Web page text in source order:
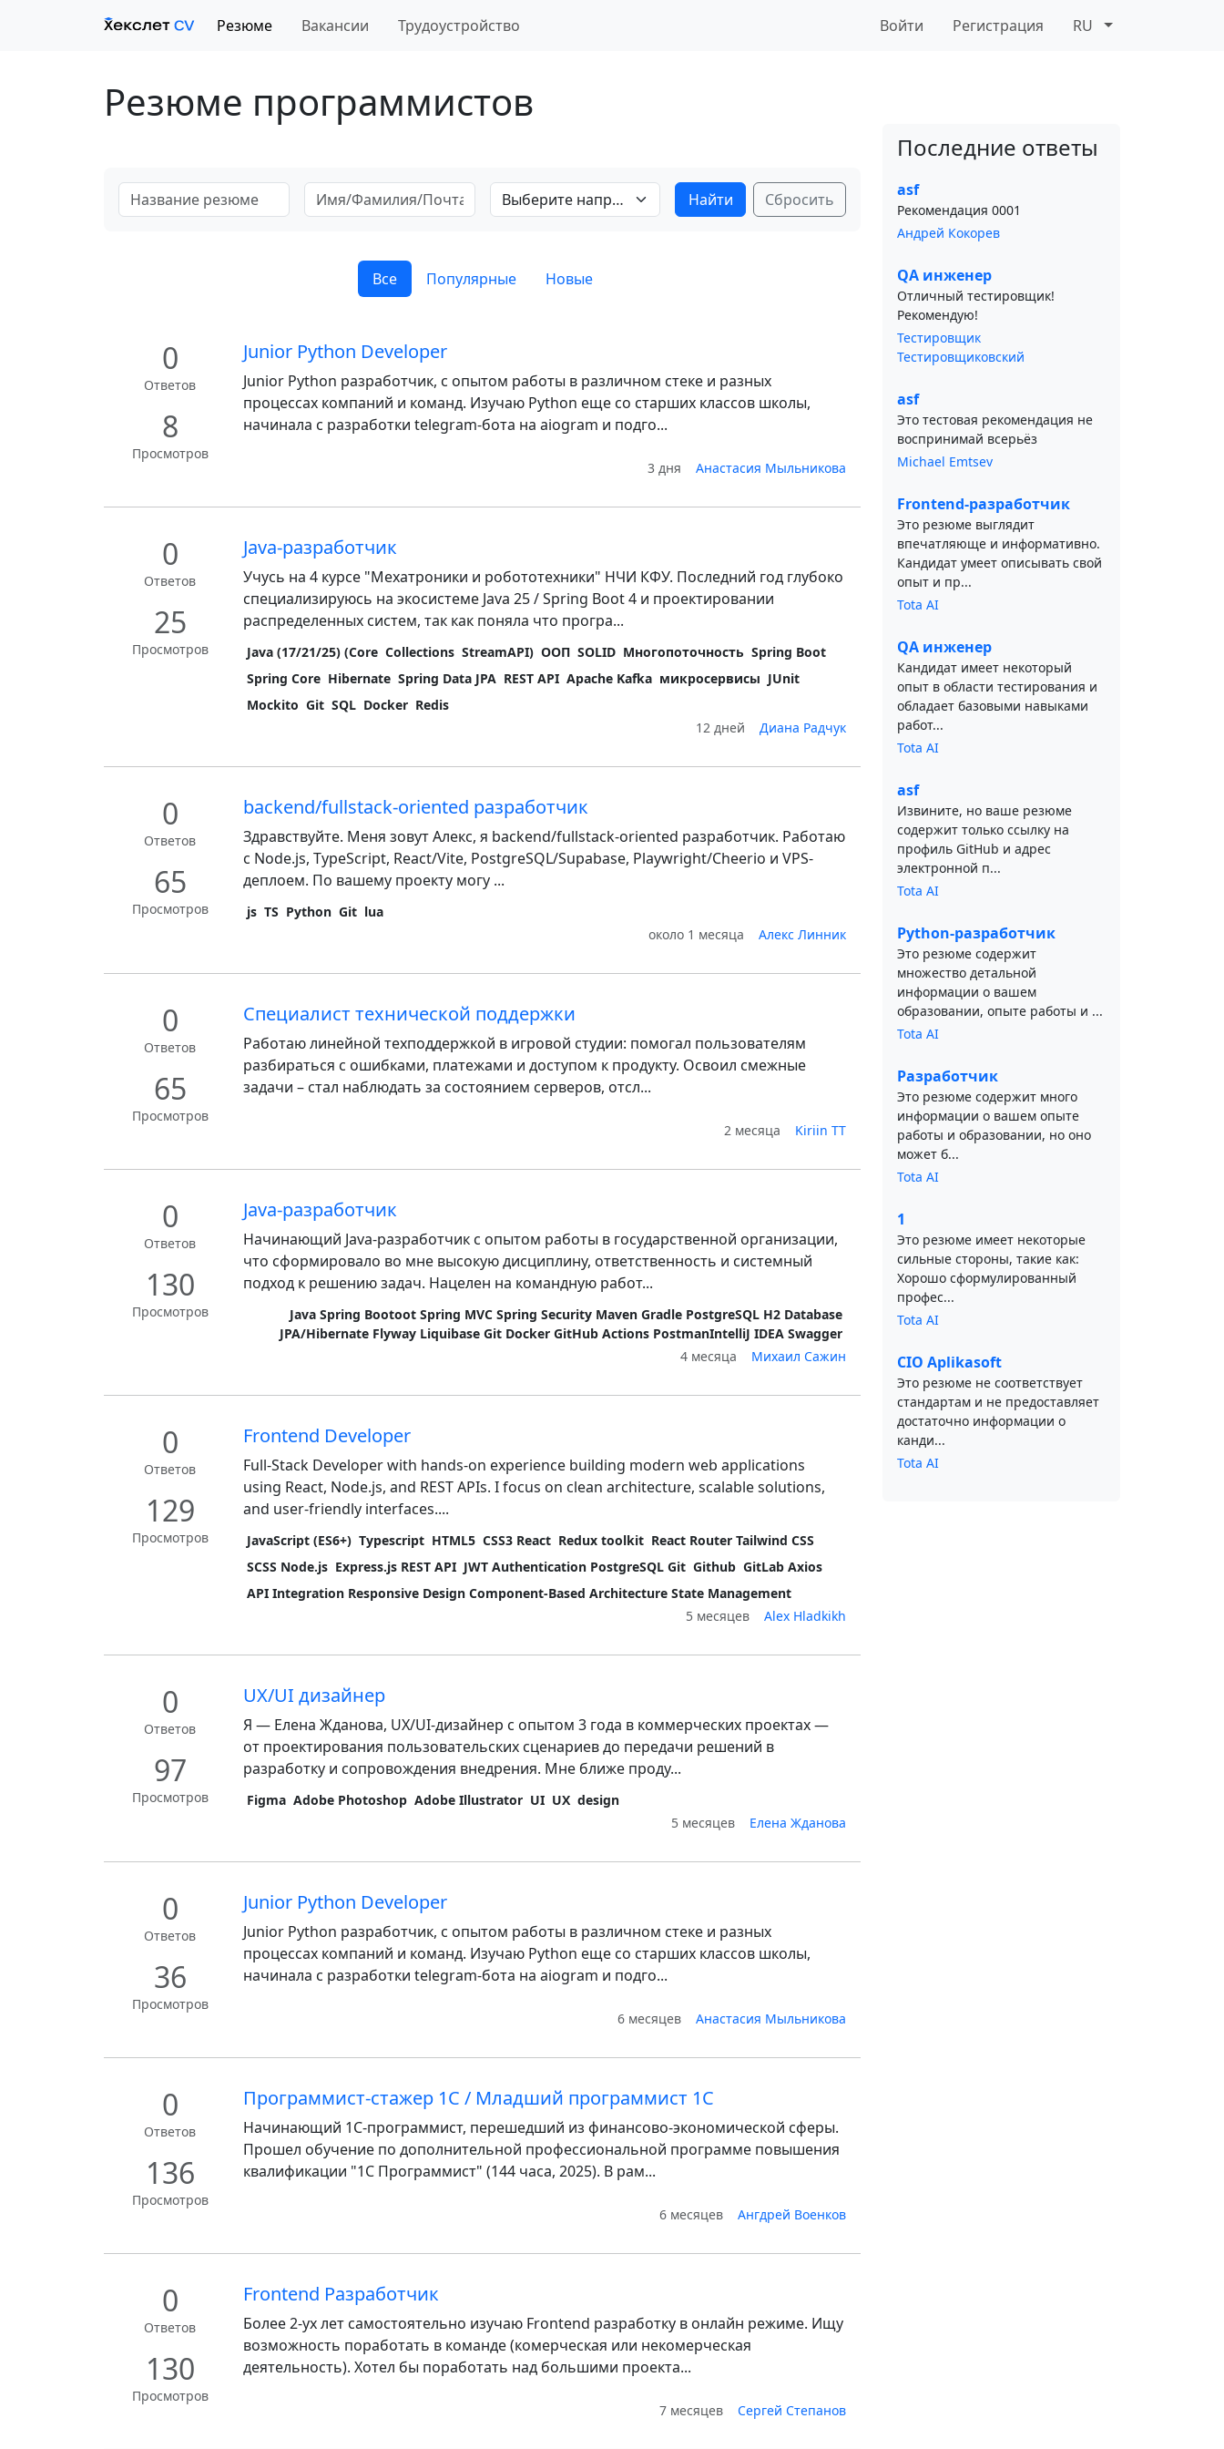
Резюме Вакансии Трудоустройство Войти Регистрация RU
Резюме программистов
Выберите направление Сбросить
Все Популярные Новые
0
Ответов
8
Просмотров
Junior Python Developer
Junior Python разработчик, с опытом работы в различном стеке и разных
процессах компаний и команд. Изучаю Python еще со старших классов школы,
начинала с разработки telegram-бота на aiogram и подго...
3 дня Анастасия Мыльникова
0
Ответов
25
Просмотров
Java-разработчик
Учусь на 4 курсе "Мехатроники и робототехники" НЧИ КФУ. Последний год глубоко
специализируюсь на экосистеме Java 25 / Spring Boot 4 и проектировании
распределенных систем, так как поняла что програ...
Java (17/21/25) (Core Collections StreamAPI) ООП SOLID Многопоточность Spring Boot
Spring Core Hibernate Spring Data JPA REST API Apache Kafka микросервисы JUnit
Mockito Git SQL Docker Redis
12 дней
Диана Радчук
0
Ответов
65
Просмотров
backend/fullstack-oriented разработчик
Здравствуйте. Меня зовут Алекс, я backend/fullstack-oriented разработчик. Работаю
с Node.js, TypeScript, React/Vite, PostgreSQL/Supabase, Playwright/Cheerio и VPS-
деплоем. По вашему проекту могу ...
js TS Python Git lua
около 1 месяца
Алекс Линник
0
Ответов
65
Просмотров
Специалист технической поддержки
Работаю линейной техподдержкой в игровой студии: помогал пользователям
разбираться с ошибками, платежами и доступом к продукту. Освоил смежные
задачи – стал наблюдать за состоянием серверов, отсл...
2 месяца Kiriin TT
0
Ответов
130
Просмотров
Java-разработчик
Начинающий Java-разработчик с опытом работы в государственной организации,
что сформировало во мне высокую дисциплину, ответственность и системный
подход к решению задач. Нацелен на командную работ...
Java Spring Bootoot Spring MVC Spring Security Maven Gradle PostgreSQL H2 Database
JPA/Hibernate Flyway Liquibase Git Docker GitHub Actions PostmanIntelliJ IDEA Swagger
4 месяца
Михаил Сажин
0
Ответов
129
Просмотров
Frontend Developer
Full-Stack Developer with hands-on experience building modern web applications
using React, Node.js, and REST APIs. I focus on clean architecture, scalable solutions,
and user-friendly interfaces....
JavaScript (ES6+) Typescript HTML5 CSS3 React Redux toolkit React Router Tailwind CSS
SCSS Node.js Express.js REST API JWT Authentication PostgreSQL Git Github GitLab Axios
API Integration Responsive Design Component-Based Architecture State Management
5 месяцев
Alex Hladkikh
0
Ответов
97
Просмотров
UX/UI дизайнер
Я — Елена Жданова, UX/UI-дизайнер с опытом 3 года в коммерческих проектах —
от проектирования пользовательских сценариев до передачи решений в
разработку и сопровождения внедрения. Мне ближе проду...
Figma Adobe Photoshop Adobe Illustrator UI UX design
5 месяцев
Елена Жданова
0
Ответов
36
Просмотров
Junior Python Developer
Junior Python разработчик, с опытом работы в различном стеке и разных
процессах компаний и команд. Изучаю Python еще со старших классов школы,
начинала с разработки telegram-бота на aiogram и подго...
6 месяцев Анастасия Мыльникова
0
Ответов
136
Просмотров
Программист-стажер 1С / Младший программист 1С
Начинающий 1С-программист, перешедший из финансово-экономической сферы.
Прошел обучение по дополнительной профессиональной программе повышения
квалификации "1С Программист" (144 часа, 2025). В рам...
6 месяцев Ангдрей Военков
0
Ответов
130
Просмотров
Frontend Разработчик
Более 2-ух лет самостоятельно изучаю Frontend разработку в онлайн режиме. Ищу
возможность поработать в команде (комерческая или некомерческая
деятельность). Хотел бы поработать над большими проекта...
7 месяцев Сергей Степанов
Последние ответы
asf
Рекомендация 0001
Андрей Кокорев
QA инженер
Отличный тестировщик!
Рекомендую!
Тестировщик
Тестировщиковский
asf
Это тестовая рекомендация не
воспринимай всерьёз
Michael Emtsev
Frontend-разработчик
Это резюме выглядит
впечатляюще и информативно.
Кандидат умеет описывать свой
опыт и пр...
Tota AI
QA инженер
Кандидат имеет некоторый
опыт в области тестирования и
обладает базовыми навыками
работ...
Tota AI
asf
Извините, но ваше резюме
содержит только ссылку на
профиль GitHub и адрес
электронной п...
Tota AI
Python-разработчик
Это резюме содержит
множество детальной
информации о вашем
образовании, опыте работы и ...
Tota AI
Разработчик
Это резюме содержит много
информации о вашем опыте
работы и образовании, но оно
может б...
Tota AI
1
Это резюме имеет некоторые
сильные стороны, такие как:
Хорошо сформулированный
профес...
Tota AI
CIO Aplikasoft
Это резюме не соответствует
стандартам и не предоставляет
достаточно информации о
канди...
Tota AI